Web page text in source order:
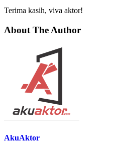
Terima kasih, viva aktor!
About The Author
AkuAktor